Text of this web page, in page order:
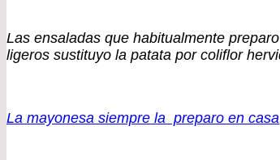
Las ensaladas que habitualmente
ligeros sustituyo la patata por coliflor
La mayonesa siempre la preparo en casa